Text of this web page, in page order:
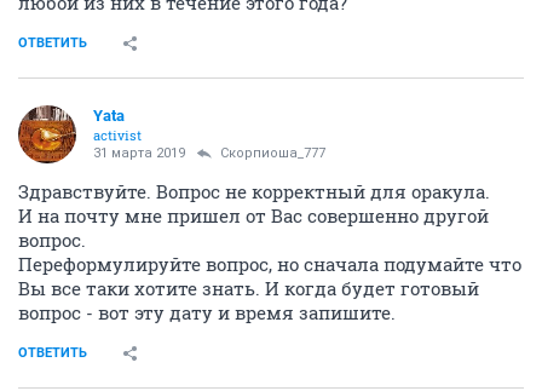
ОТВЕТИТЬ
Yata
activist
31 марта 2019 Скорпиоша_777
Здравствуйте. Вопрос не корректный для оракула.
И на почту мне пришел от Вас совершенно другой
вопрос.
Переформулируйте вопрос, но сначала подумайте что
Вы все таки хотите знать. И когда будет готовый
вопрос - вот эту дату и время запишите.
ОТВЕТИТЬ